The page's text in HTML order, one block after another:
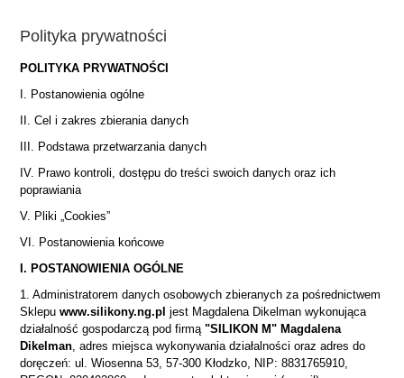
Polityka prywatności
POLITYKA PRYWATNOŚCI
I. Postanowienia ogólne
II. Cel i zakres zbierania danych
III. Podstawa przetwarzania danych
IV. Prawo kontroli, dostępu do treści swoich danych oraz ich
poprawiania
V. Pliki „Cookies”
VI. Postanowienia końcowe
I. POSTANOWIENIA OGÓLNE
1. Administratorem danych osobowych zbieranych za pośrednictwem
Sklepu www.silikony.ng.pl jest Magdalena Dikelman wykonująca
działalność gospodarczą pod firmą "SILIKON M" Magdalena
Dikelman, adres miejsca wykonywania działalności oraz adres do
doręczeń: ul. Wiosenna 53, 57-300 Kłodzko, NIP: 8831765910,